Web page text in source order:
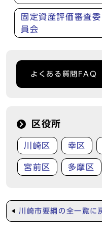
固定資産評価審査委
員会
よくある質問FAQ
区役所
川崎区 幸区
宮前区 多摩区
川崎市要綱の全一覧に